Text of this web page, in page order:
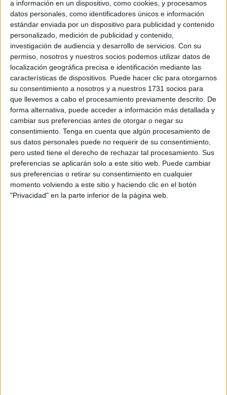
a información en un dispositivo, como cookies, y procesamos
datos personales, como identificadores únicos e información
estándar enviada por un dispositivo para publicidad y contenido
personalizado, medición de publicidad y contenido,
investigación de audiencia y desarrollo de servicios. Con su
permiso, nosotros y nuestros socios podemos utilizar datos de
localización geográfica precisa e identificación mediante las
características de dispositivos. Puede hacer clic para otorgarnos
su consentimiento a nosotros y a nuestros 1731 socios para
que llevemos a cabo el procesamiento previamente descrito. De
forma alternativa, puede acceder a información más detallada y
cambiar sus preferencias antes de otorgar o negar su
consentimiento. Tenga en cuenta que algún procesamiento de
sus datos personales puede no requerir de su consentimiento,
pero usted tiene el derecho de rechazar tal procesamiento. Sus
preferencias se aplicarán solo a este sitio web. Puede cambiar
sus preferencias o retirar su consentimiento en cualquier
momento volviendo a este sitio y haciendo clic en el botón
"Privacidad" en la parte inferior de la página web.
Istic y el grupo Laudato Sí de la isla. Las conferencias
tuvieron lugar en el Aula Magna de dicha institución. La
primera ponencia corrió a cargo del representante del
budismo: Alejandro Torrealba, el título de su conferencia
fue: “El mundo como un mándala, la visión sagrada del
Hombre y la Naturaleza desde el budismo.”
Luego le siguió el sacerdote hindú Juan Carlos
Ramchandani (Pandit Krishna Kripa Dasa) quién hablo de
“hinduismo y naturaleza: espiritualidad, ética y ecología”.
Que forma parte del libro Naturaleza y Espiritualidad: la
cosmovisión de las religiones ante el cambio global, que
cuenta con la participación de 10 autores. Después de la
exposición acompañada de una proyección de
Ramchandani, hubo un animado turno de preguntas con el
numeroso público asistente, que el sacerdote hindú